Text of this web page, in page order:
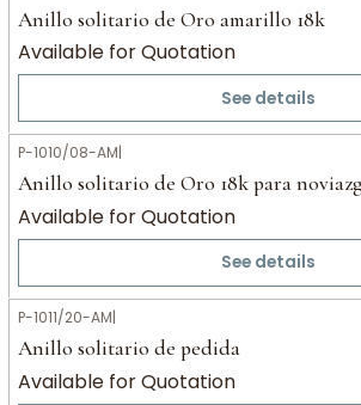
Anillo solitario de Oro amarillo 18k
Available for Quotation
See details
P-1010/08-AM|
Anillo solitario de Oro 18k para
Available for Quotation
See details
P-1011/20-AM|
Anillo solitario de pedida
Available for Quotation